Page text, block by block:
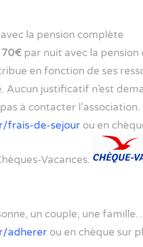
la pension complète
70€ par nuit avec la pension
en fonction de ses
justificatif n’est
à contacter l’association.
frais-de-sejour ou en
Vacances.
un couple, une
adherer ou en chèque sur